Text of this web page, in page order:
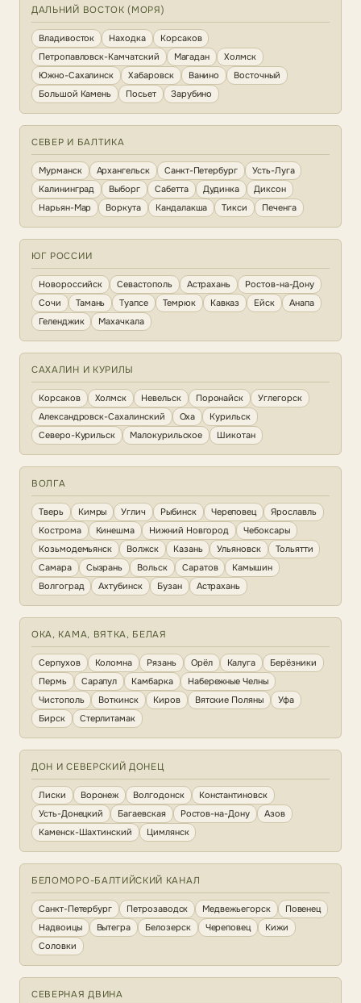
ДАЛЬНИЙ ВОСТОК (МОРЯ)
Владивосток Находка
Корсаков
Петропавловск-Камчатский
Магадан
Холмск
Южно-Сахалинск
Хабаровск Ванино
Восточный
Большой Камень
Посьет Зарубино
СЕВЕР И БАЛТИКА
Мурманск Архангельск Санкт-Петербург
Усть-Луга
Калининград
Выборг Сабетта Дудинка
Диксон
Нарьян-Мар
Воркута Кандалакша Тикси Печенга
ЮГ РОССИИ
Новороссийск Севастополь Астрахань
Ростов-на-Дону
Сочи
Тамань Туапсе Темрюк Кавказ Ейск
Анапа
Геленджик
Махачкала
САХАЛИН И КУРИЛЫ
Корсаков Холмск Невельск Поронайск
Углегорск
Александровск-Сахалинский
Оха
Курильск
Северо-Курильск
Малокурильское Шикотан
ВОЛГА
Тверь Кимры Углич Рыбинск Череповец
Ярославль
Кострома
Кинешма Нижний Новгород
Чебоксары
Козьмодемьянск
Волжск Казань Ульяновск
Тольятти
Самара
Сызрань Вольск Саратов
Камышин
Волгоград
Ахтубинск Бузан Астрахань
ОКА, КАМА, ВЯТКА, БЕЛАЯ
Серпухов Коломна Рязань Орёл Калуга
Берёзники
Пермь
Сарапул Камбарка
Набережные Челны
Чистополь
Воткинск Киров Вятские Поляны
Уфа
Бирск
Стерлитамак
ДОН И СЕВЕРСКИЙ ДОНЕЦ
Лиски Воронеж Волгодонск
Константиновск
Усть-Донецкий
Багаевская Ростов-на-Дону
Азов
Каменск-Шахтинский
Цимлянск
БЕЛОМОРО-БАЛТИЙСКИЙ КАНАЛ
Санкт-Петербург Петрозаводск Медвежьегорск
Повенец
Надвоицы
Вытегра Белозерск Череповец
Кижи
Соловки
СЕВЕРНАЯ ДВИНА